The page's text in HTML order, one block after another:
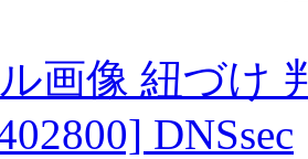
画像 紐づけ
DNSsec